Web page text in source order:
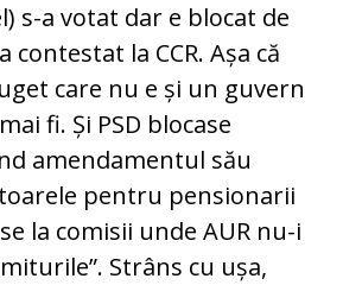
s-a votat dar e blocat de
contestat la CCR. Așa că
care nu e și un guvern
fi. Și PSD blocase
amendamentul său
pentru pensionarii
la comisii unde AUR nu-i
Strâns cu ușa,